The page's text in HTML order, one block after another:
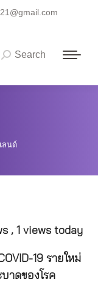
Search:
Search
ลนด์
, 1 views today
19 รายใหม่
าดของโรค